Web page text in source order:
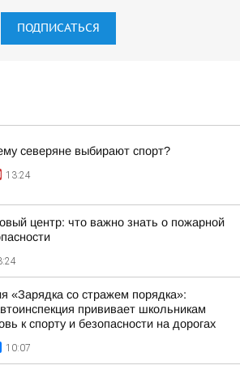
ПОДПИСАТЬСЯ
северяне выбирают спорт?
13:24
центр: что важно знать о пожарной
«Зарядка со стражем порядка»:
прививает школьникам
к спорту и безопасности на дорогах
10:07